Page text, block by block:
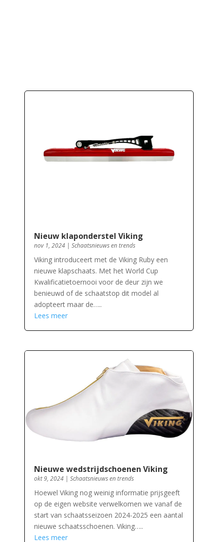
Nieuw klaponderstel Viking
nov 1, 2024| Schaatsnieuws en trends
Viking introduceert met de Viking Ruby een
nieuwe klapschaats. Met het World Cup
Kwalificatietoernooi voor de deur zijn we
benieuwd of de schaatstop dit model al
adopteert maar de…..
Lees meer
Nieuwe wedstrijdschoenen Viking
okt 9, 2024| Schaatsnieuws en trends
Hoewel Viking nog weinig informatie prijsgeeft
op de eigen website verwelkomen we vanaf de
start van schaatsseizoen 2024-2025 een aantal
nieuwe schaatsschoenen. Viking…..
Lees meer